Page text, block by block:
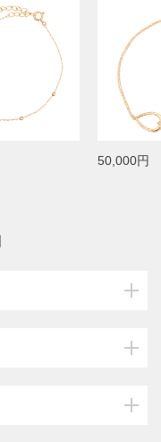
50,000円